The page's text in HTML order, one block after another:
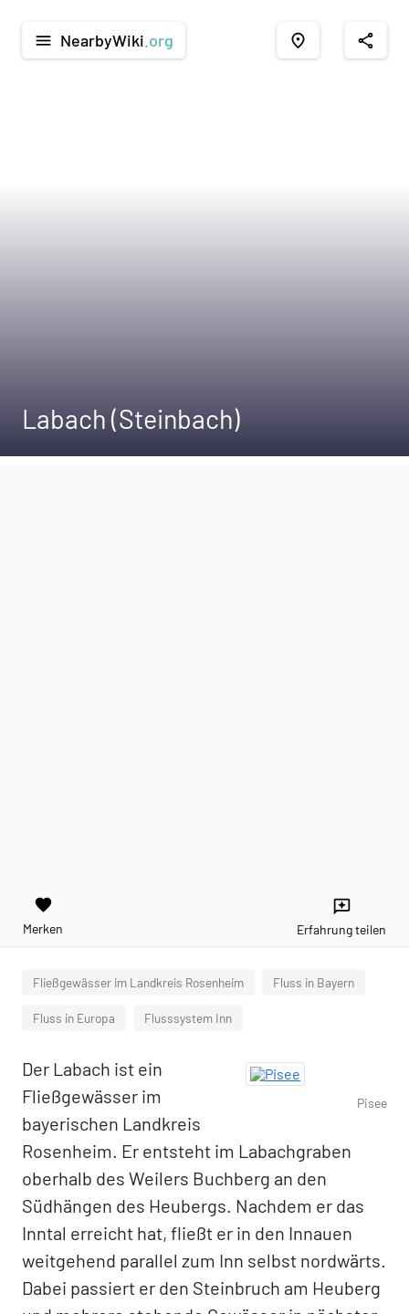
menu NearbyWiki .org place share
Labach (Steinbach)
favorite
Merken
reviews
Erfahrung teilen
Fließgewässer im Landkreis Rosenheim Fluss in Bayern
Fluss in Europa Flusssystem Inn
Pisee
Der Labach ist ein
Fließgewässer im
bayerischen Landkreis
Rosenheim. Er entsteht im Labachgraben
oberhalb des Weilers Buchberg an den
Südhängen des Heubergs. Nachdem er das
Inntal erreicht hat, fließt er in den Innauen
weitgehend parallel zum Inn selbst nordwärts.
Dabei passiert er den Steinbruch am Heuberg